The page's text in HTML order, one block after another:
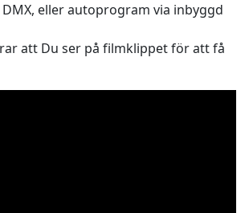
eller autoprogram via inbyggd
att Du ser på filmklippet för att få